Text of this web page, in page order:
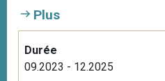
Plus
Durée
09.2023 - 12.2025